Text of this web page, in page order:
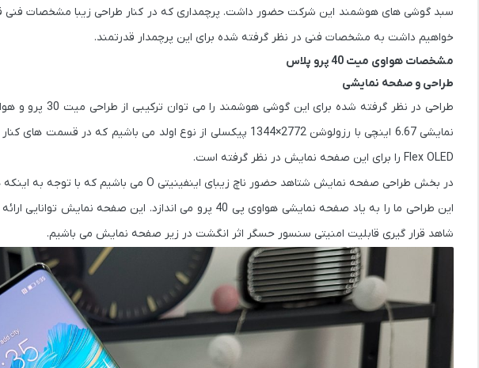
سبد گوشی های هوشمند این شرکت حضور داشت. پرچمداری که در کنار طراحی زیبا مشخصات فنی
خواهیم داشت به مشخصات فنی در نظر گرفته شده برای این پرچمدار قدرتمند.
مشخصات هواوی میت 40 پرو پلاس
طراحی و صفحه نمایشی
نمایشی 6.67 اینچی با رزولوشن 2772×1344 پیکسلی از نوع اولد می
Flex OLED را برای این صفحه نمایش در نظر گرفته است.
شاهد قرار گیری قابلیت امنیتی سنسور حسگر اثر انگشت در زیر صفحه نمایش می باشیم.